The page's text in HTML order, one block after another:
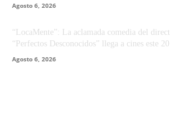
Agosto 6, 2026
“LocaMente”: La aclamada comedia del
“Perfectos Desconocidos” llega a cines este
Agosto 6, 2026